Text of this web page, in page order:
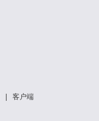
客户端